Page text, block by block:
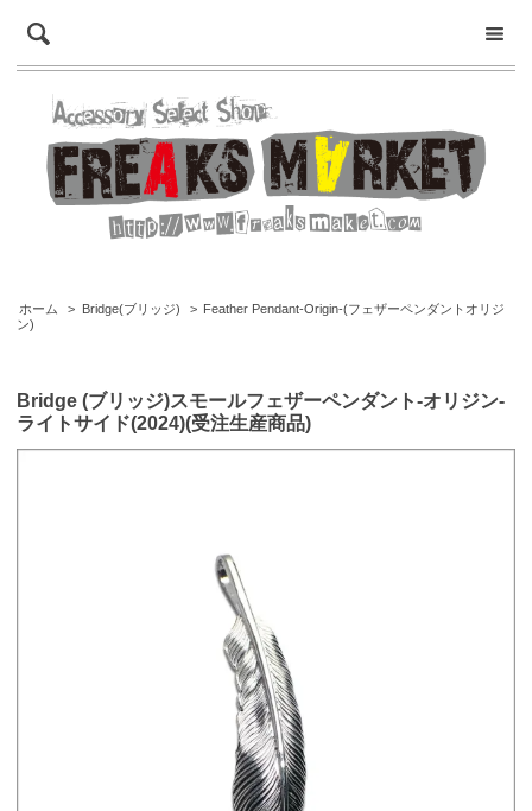
ホーム > Bridge(ブリッジ) > Feather Pendant-Origin-(フェザーペンダントオリジ
ン)
Bridge (ブリッジ)スモールフェザーペンダント-オリジン-
ライトサイド(2024)(受注生産商品)